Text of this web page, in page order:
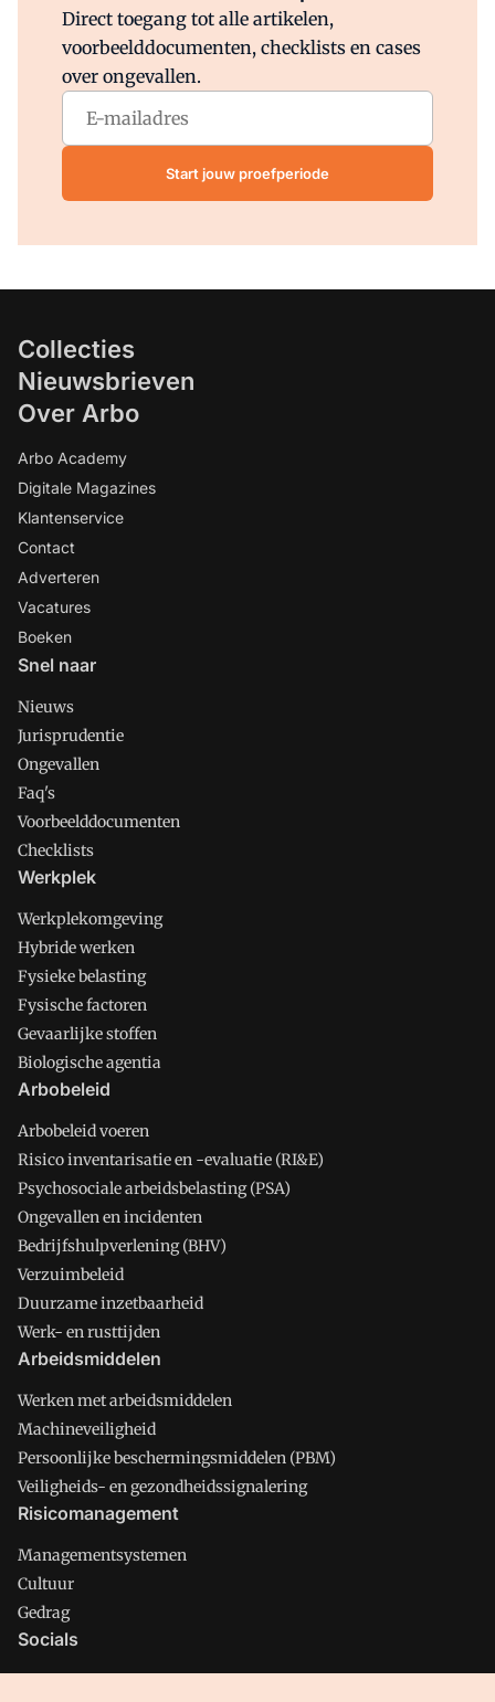
Direct toegang tot alle artikelen,
voorbeelddocumenten, checklists en cases
over ongevallen.
Start jouw proefperiode
Collecties
Nieuwsbrieven
Over Arbo
Arbo Academy
Digitale Magazines
Klantenservice
Contact
Adverteren
Vacatures
Boeken
Snel naar
Nieuws
Jurisprudentie
Ongevallen
Faq's
Voorbeelddocumenten
Checklists
Werkplek
Werkplekomgeving
Hybride werken
Fysieke belasting
Fysische factoren
Gevaarlijke stoffen
Biologische agentia
Arbobeleid
Arbobeleid voeren
Risico inventarisatie en -evaluatie (RI&E)
Psychosociale arbeidsbelasting (PSA)
Ongevallen en incidenten
Bedrijfshulpverlening (BHV)
Verzuimbeleid
Duurzame inzetbaarheid
Werk- en rusttijden
Arbeidsmiddelen
Werken met arbeidsmiddelen
Machineveiligheid
Persoonlijke beschermingsmiddelen (PBM)
Veiligheids- en gezondheidssignalering
Risicomanagement
Managementsystemen
Cultuur
Gedrag
Socials